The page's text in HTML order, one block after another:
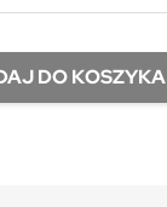
DO KOSZYKA